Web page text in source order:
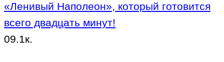
«Ленивый Наполеон», который готовится
всего двадцать минут!
09.1к.